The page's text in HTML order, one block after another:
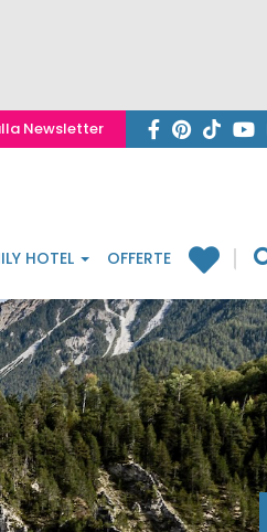
Newsletter
HOTEL OFFERTE